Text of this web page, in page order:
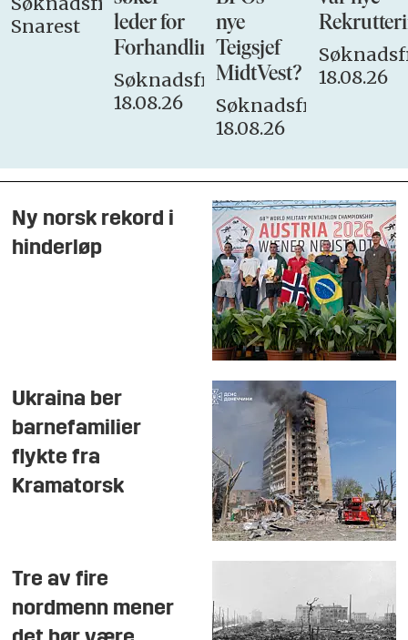
leder for
Forhandlingsutvalget
Søknadsfrist:
nye
Teigsjef
MidtVest?
Søknadsfrist:
Søknadsfrist:
18.08.26
Marketing
23.08.26
Ny norsk rekord i
hinderløp
Ukraina ber
barnefamilier
flykte fra
Kramatorsk
Tre av fire
nordmenn mener